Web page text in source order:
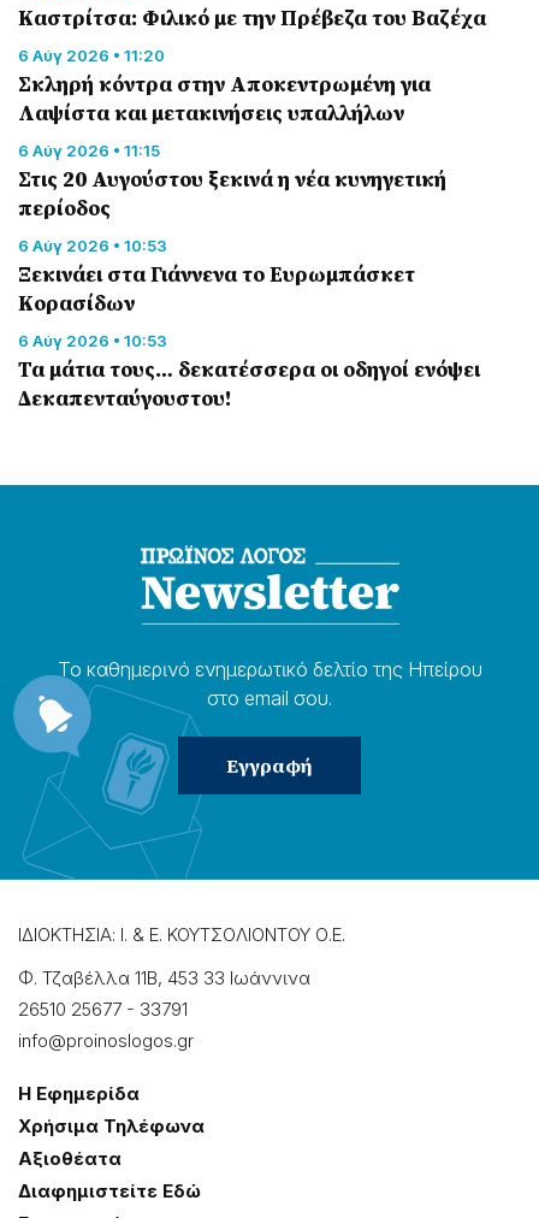
Καστρίτσα: Φιλικό με την Πρέβεζα του Βαζέχα
6 Αύγ 2026 • 11:20
Σκληρή κόντρα στην Αποκεντρωμένη για
Λαψίστα και μετακινήσεις υπαλλήλων
6 Αύγ 2026 • 11:15
Στις 20 Αυγούστου ξεκινά η νέα κυνηγετική
περίοδος
6 Αύγ 2026 • 10:53
Ξεκινάει στα Γιάννενα το Ευρωμπάσκετ
Κορασίδων
6 Αύγ 2026 • 10:53
Τα μάτια τους… δεκατέσσερα οι οδηγοί ενόψει
Δεκαπενταύγουστου!
Το καθημερɩνό ενημερωτɩκό δελτίο της Ηπείρου
στο email σου.
ΙΔΙΟΚΤΗΣΙΑ: Ι. & Ε. ΚΟΥΤΣΟΛΙΟΝΤΟΥ Ο.Ε.
Φ. Τζαβέλλα 11Β, 453 33 Ιωάννɩνα
26510 25677 - 33791
info@proinoslogos.gr
Η Εφημερίδα
Χρήσɩμα Τηλέφωνα
Αξɩοθέατα
Δɩαφημɩστείτε Εδώ